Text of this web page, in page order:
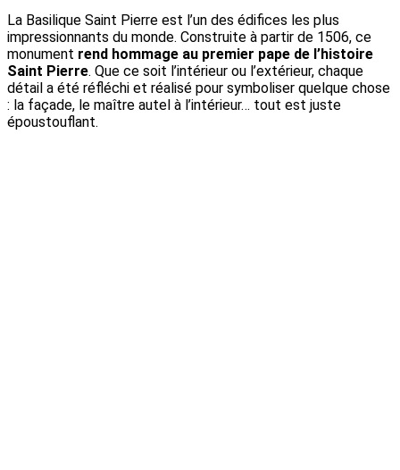
La Basilique Saint Pierre est l’un des édifices les plus
impressionnants du monde. Construite à partir de 1506, ce
monument rend hommage au premier pape de l’histoire
Saint Pierre. Que ce soit l’intérieur ou l’extérieur, chaque
détail a été réfléchi et réalisé pour symboliser quelque chose
: la façade, le maître autel à l’intérieur… tout est juste
époustouflant.